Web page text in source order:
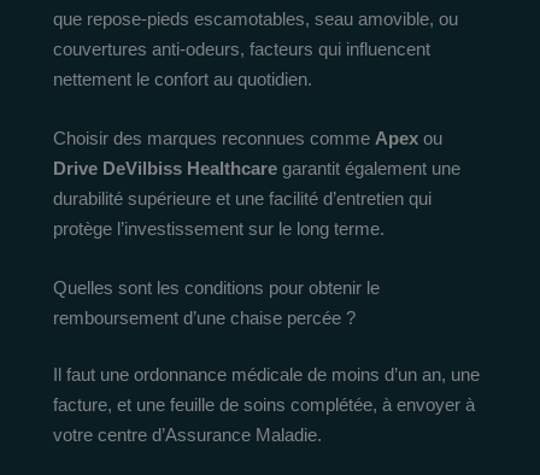
que repose-pieds escamotables, seau amovible, ou
couvertures anti-odeurs, facteurs qui influencent
nettement le confort au quotidien.
Choisir des marques reconnues comme Apex ou
Drive DeVilbiss Healthcare garantit également une
durabilité supérieure et une facilité d’entretien qui
protège l’investissement sur le long terme.
Quelles sont les conditions pour obtenir le
remboursement d’une chaise percée ?
Il faut une ordonnance médicale de moins d’un an, une
facture, et une feuille de soins complétée, à envoyer à
votre centre d’Assurance Maladie.